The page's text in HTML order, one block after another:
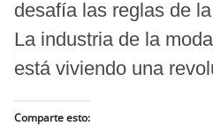
desafía las reglas de
La industria de la
está viviendo una
Comparte esto: